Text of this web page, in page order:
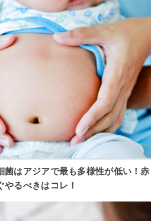
菌はアジアで最も多様性が低い！赤
るべきはコレ！